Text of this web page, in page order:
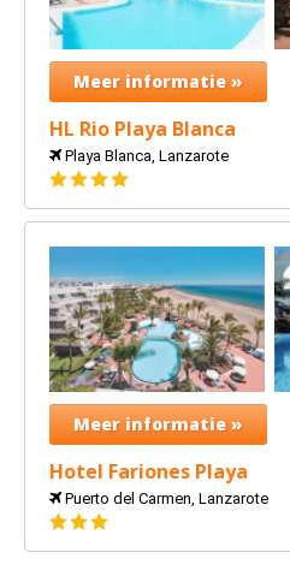
Meer informatie »
HL Rio Playa Blanca
Playa Blanca, Lanzarote
4
Meer informatie »
Hotel Fariones Playa
Puerto del Carmen, Lanzarote
3